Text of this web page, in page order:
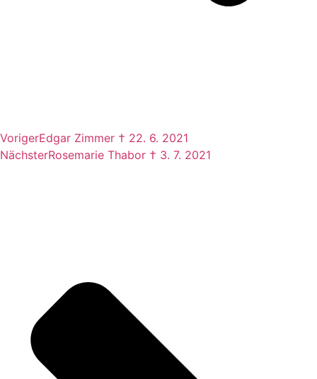
VorigerEdgar Zimmer † 22. 6. 2021
NächsterRosemarie Thabor † 3. 7. 2021